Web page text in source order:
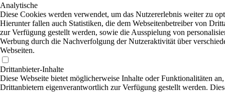
Analytische
Diese Cookies werden verwendet, um das Nutzererlebnis weiter zu
Hierunter fallen auch Statistiken, die dem Webseitenbetreiber von
zur Verfügung gestellt werden, sowie die Ausspielung von
Werbung durch die Nachverfolgung der Nutzeraktivität über
Webseiten.
Drittanbieter-Inhalte
Diese Webseite bietet möglicherweise Inhalte oder Funktionalitäten
Drittanbietern eigenverantwortlich zur Verfügung gestellt werden.